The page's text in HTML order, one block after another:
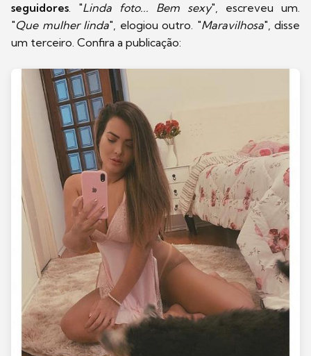
seguidores. "Linda foto... Bem sexy", escreveu um.
"Que mulher linda", elogiou outro. "Maravilhosa", disse
um terceiro. Confira a publicação: